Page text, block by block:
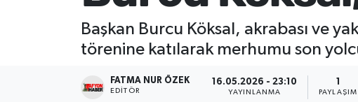
Başkan Burcu Köksal, akrabası ve
törenine katılarak merhumu son
FATMA NUR ÖZEK
EDITÖR
16.05.2026 - 23:10
YAYINLANMA PAYLAŞIM
Sivil Toplum
Ekonomi